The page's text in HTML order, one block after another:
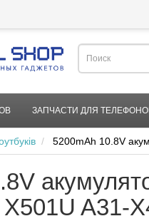
ЗАПЧАСТИ ДЛЯ
5200mAh 10.8V
A31-